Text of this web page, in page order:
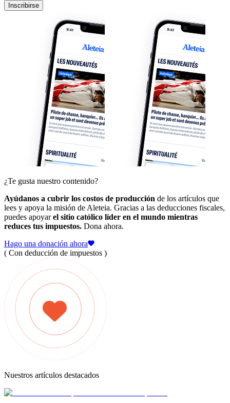
Inscribirse
¿Te gusta nuestro contenido?
Ayúdanos a cubrir los costos de producción de los artículos que
lees y apoya la misión de Aleteia. Gracias a las deducciones fiscales,
puedes apoyarel sitio católico líder en el mundo mientras
reduces tus impuestos. Dona ahora.
Hago una donación ahora
( Con deducción de impuestos )
Nuestros artículos destacados